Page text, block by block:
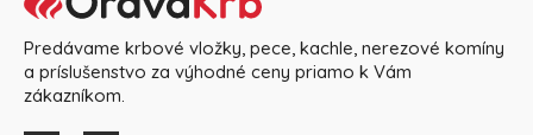
Predávame krbové vložky, pece, kachle, nerezové komíny
a príslušenstvo za výhodné ceny priamo k Vám
zákazníkom.